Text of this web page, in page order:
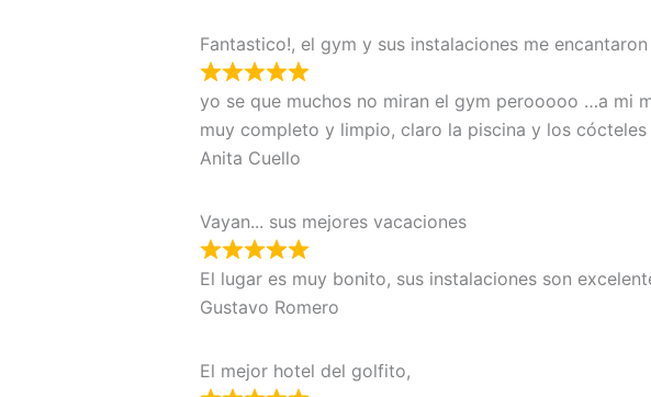
Fantastico!, el gym y sus instalaciones me encantaron
yo se que muchos no miran el gym perooooo …a mi
muy completo y limpio, claro la piscina y los
Anita Cuello
Vayan... sus mejores vacaciones
El lugar es muy bonito, sus instalaciones son
Gustavo Romero
El mejor hotel del golfito,